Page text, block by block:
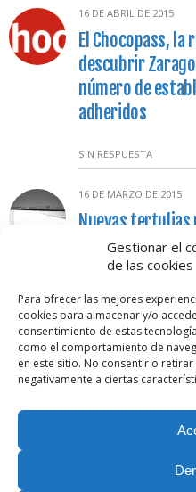
Gestionar el
de las cookies
Para ofrecer las mejores
cookies para almacenar y/o
consentimiento de estas
como el comportamiento de
en este sitio. No consentir o
negativamente a ciertas
16 DE ABRIL DE 2015
El Chocopass, la
descubrir
número de
adheridos
SIN RESPUESTA
16 DE MARZO DE 2015
Nuevas
dragado del río
participativa, en
4G
SIN RESPUESTA